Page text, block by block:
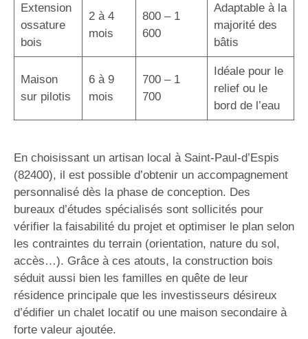
Extension
ossature
bois
2 à 4
mois
800 – 1
600
Adaptable à la
majorité des
bâtis
Maison
sur pilotis
6 à 9
mois
700 – 1
700
Idéale pour le
relief ou le
bord de l’eau
En choisissant un artisan local à Saint-Paul-d’Espis
(82400), il est possible d’obtenir un accompagnement
personnalisé dès la phase de conception. Des
bureaux d’études spécialisés sont sollicités pour
vérifier la faisabilité du projet et optimiser le plan selon
les contraintes du terrain (orientation, nature du sol,
accès…). Grâce à ces atouts, la construction bois
séduit aussi bien les familles en quête de leur
résidence principale que les investisseurs désireux
d’édifier un chalet locatif ou une maison secondaire à
forte valeur ajoutée.